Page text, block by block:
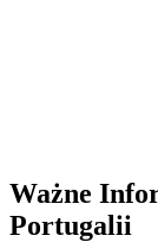
Ważne
Portugalii